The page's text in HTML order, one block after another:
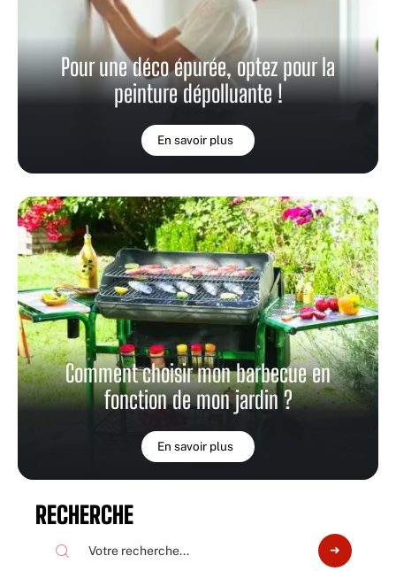
Pour une déco épurée, optez pour la
peinture dépolluante !
En savoir plus
Comment choisir mon barbecue en
fonction de mon jardin ?
En savoir plus
RECHERCHE